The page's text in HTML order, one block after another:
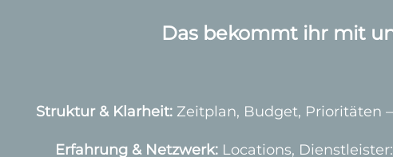
Das bekommt ihr mit
Struktur & Klarheit: Zeitplan, Budget, Prioritäten
Erfahrung & Netzwerk: Locations,